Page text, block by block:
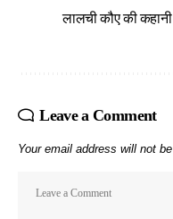
लालची कौए की कहानी
Leave a Comment
Your email address will not